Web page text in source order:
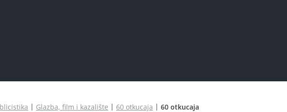
Glazba, film i kazalište 60 otkucaja 60 otkucaja